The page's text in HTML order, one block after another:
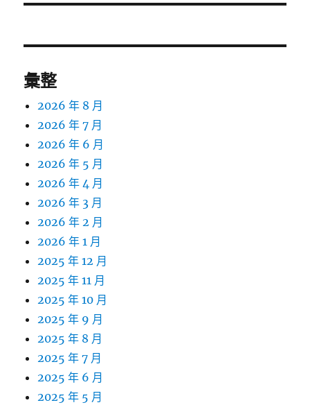
文
彙整
2026 年 8 月
2026 年 7 月
2026 年 6 月
2026 年 5 月
2026 年 4 月
2026 年 3 月
2026 年 2 月
2026 年 1 月
2025 年 12 月
2025 年 11 月
2025 年 10 月
2025 年 9 月
2025 年 8 月
2025 年 7 月
2025 年 6 月
2025 年 5 月